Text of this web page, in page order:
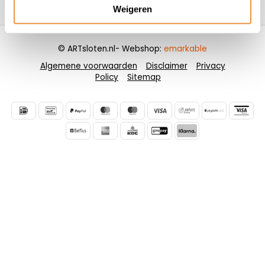
Weigeren
Contactgegevens
Algemene voorwaarden Disclaimer
Privacy
Policy
Sitemap
© ARTsloten.nl- Webshop: emarkable